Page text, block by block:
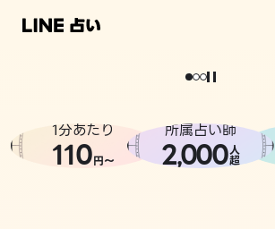
相談事例
どうせなら
。
1分あたり
110円〜
所属占い師
2,000人
超